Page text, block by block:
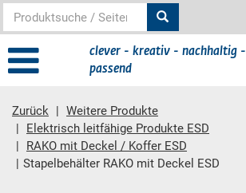
clever - kreativ - nachhaltig -
passend
Zurück
Weitere Produkte
Elektrisch leitfähige Produkte ESD
RAKO mit Deckel / Koffer ESD
Stapelbehälter RAKO mit Deckel ESD